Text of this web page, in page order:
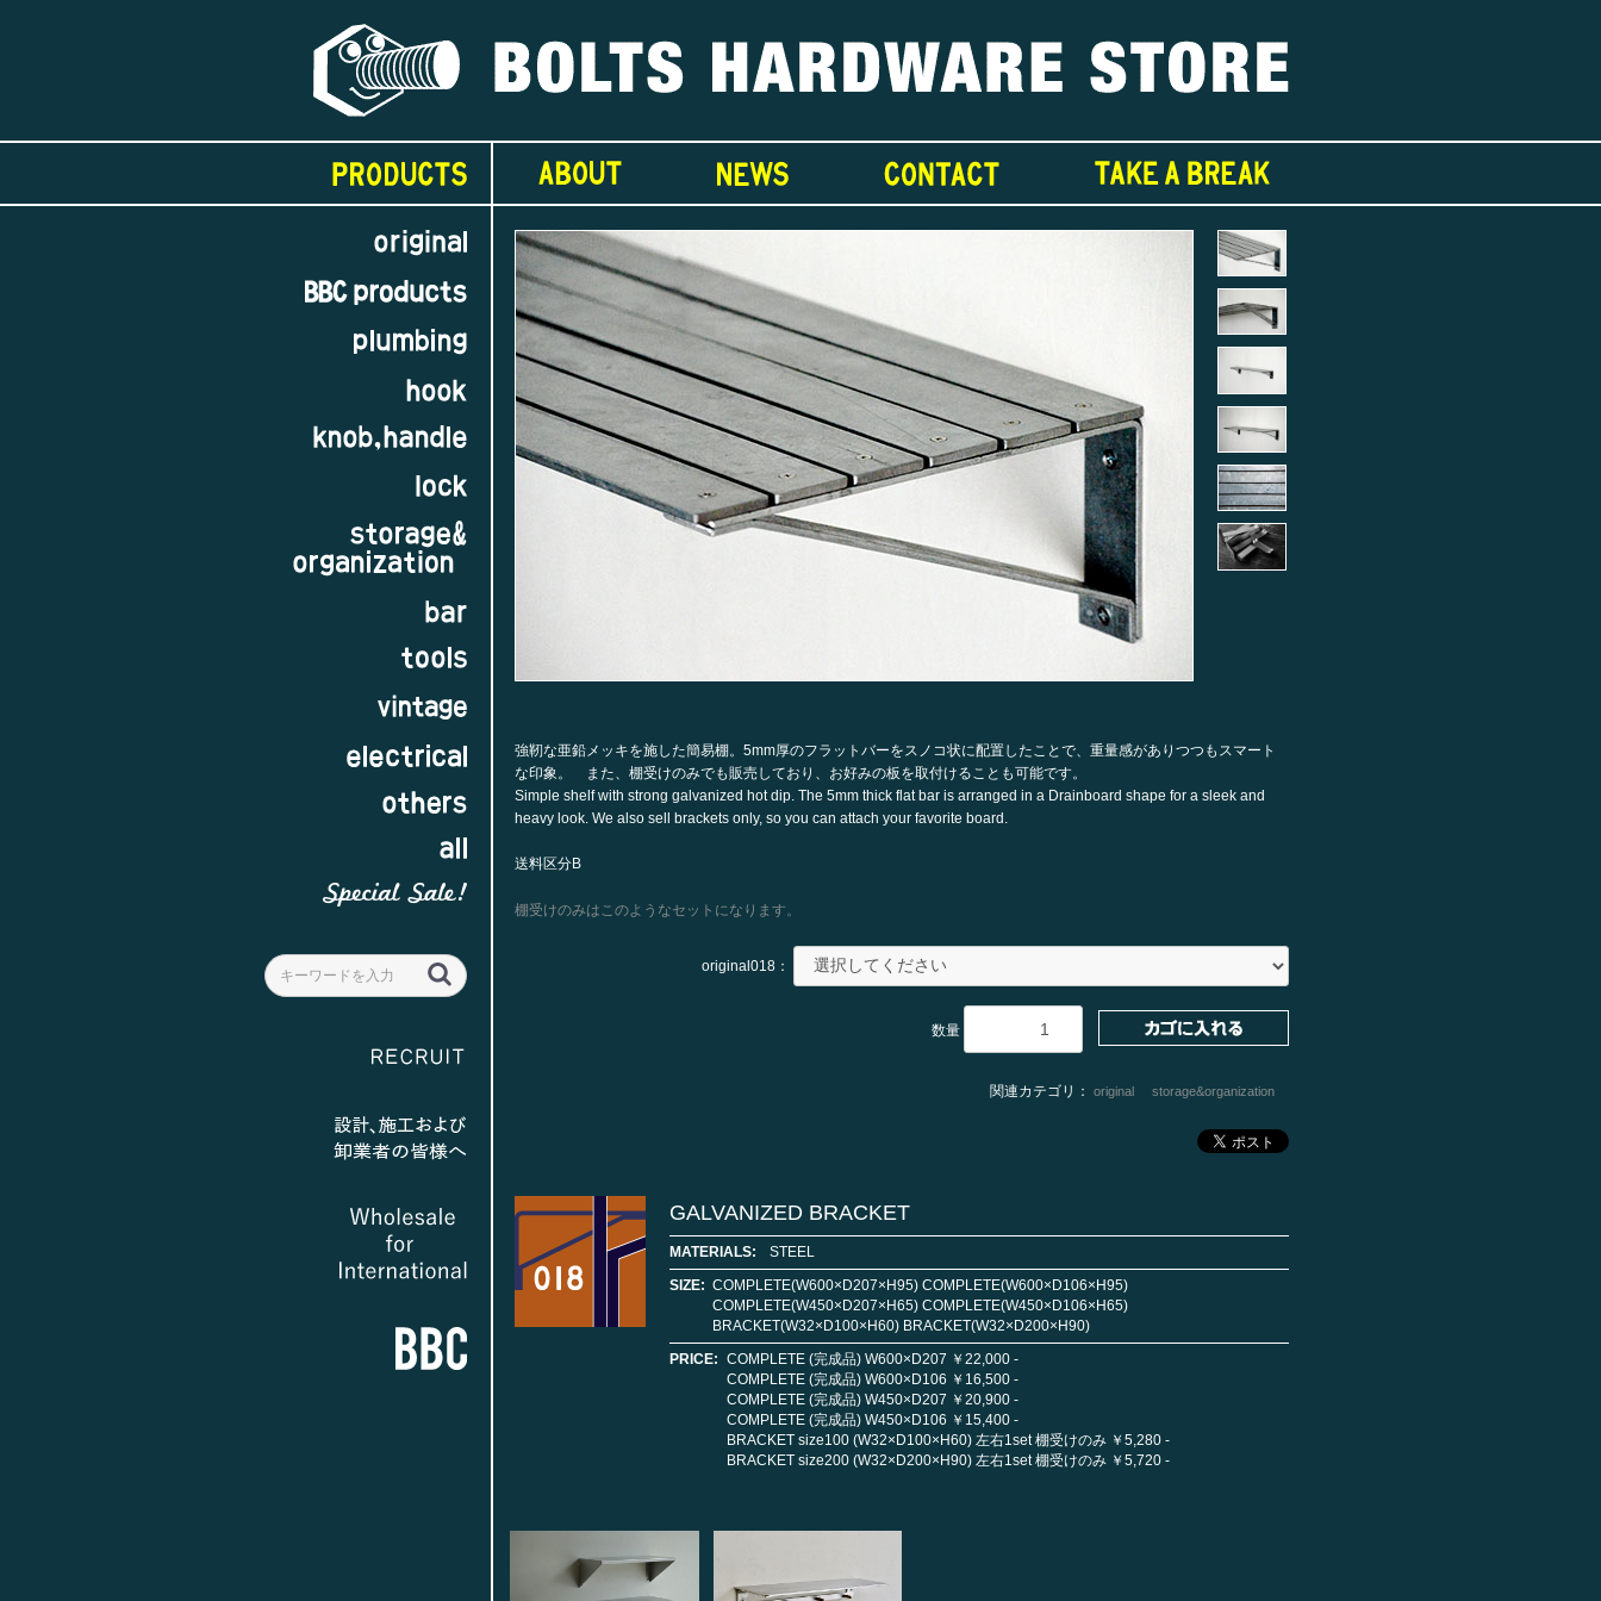
強靭な亜鉛メッキを施した簡易棚。5mm厚のフラットバーをスノコ状に配置したことで、重量感がありつつもスマート
な印象。 また、棚受けのみでも販売しており、お好みの板を取付けることも可能です。
Simple shelf with strong galvanized hot dip. The 5mm thick flat bar is arranged in a Drainboard shape for a sleek and
heavy look. We also sell brackets only, so you can attach your favorite board.
送料区分B
棚受けのみはこのようなセットになります。
original018：
数量
関連カテゴリ： original storage&organization
GALVANIZED BRACKET
MATERIALS:
STEEL
SIZE: COMPLETE(W600×D207×H95) COMPLETE(W600×D106×H95)
COMPLETE(W450×D207×H65) COMPLETE(W450×D106×H65)
BRACKET(W32×D100×H60) BRACKET(W32×D200×H90)
PRICE: COMPLETE (完成品) W600×D207 ￥22,000 -
COMPLETE (完成品) W600×D106 ￥16,500 -
COMPLETE (完成品) W450×D207 ￥20,900 -
COMPLETE (完成品) W450×D106 ￥15,400 -
BRACKET size100 (W32×D100×H60) 左右1set 棚受けのみ ￥5,280 -
BRACKET size200 (W32×D200×H90) 左右1set 棚受けのみ ￥5,720 -
カートへ進む